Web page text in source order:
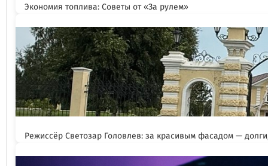
Экономия топлива: Советы от «За рулем»
Режиссёр Светозар Головлев: за красивым фасадом —